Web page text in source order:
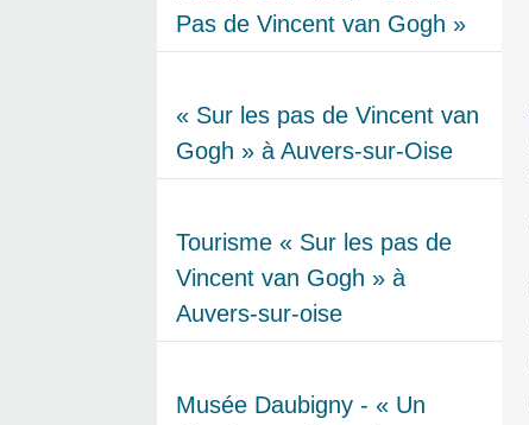
Pas de Vincent van Gogh »
« Sur les pas de Vincent van
Gogh » à Auvers-sur-Oise
Tourisme « Sur les pas de
Vincent van Gogh » à
Auvers-sur-oise
Musée Daubigny - « Un